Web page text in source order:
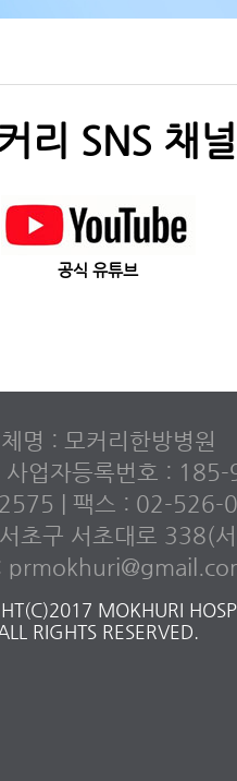
리 SNS 채널
공식 유튜브
명 : 모커리한방병원
사업자등록번호 :
| 팩스 : 02-526-
초구 서초대로 338(
MOKHURI
RIGHTS RESERVED.